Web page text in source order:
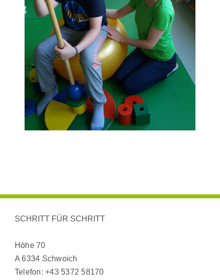
SCHRITT FÜR SCHRITT
Höhe 70
A 6334 Schwoich
Telefon:+43 5372 58170